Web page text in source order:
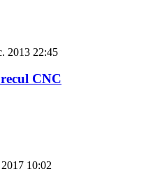
2013 22:45
CNC
10:02